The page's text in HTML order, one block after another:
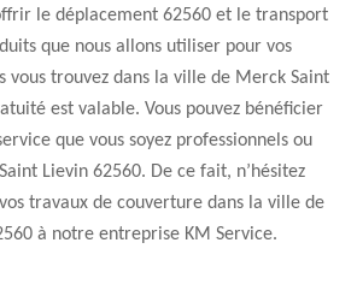
le déplacement 62560 et le transport
que nous allons utiliser pour vos
vous trouvez dans la ville de Merck Saint
est valable. Vous pouvez bénéficier
que vous soyez professionnels ou
Lievin 62560. De ce fait, n’hésitez
travaux de couverture dans la ville de
à notre entreprise KM Service.